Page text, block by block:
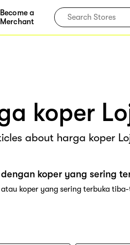
Become a
Merchant
koper
about harga koper
koper yang sering
koper yang sering terbuka